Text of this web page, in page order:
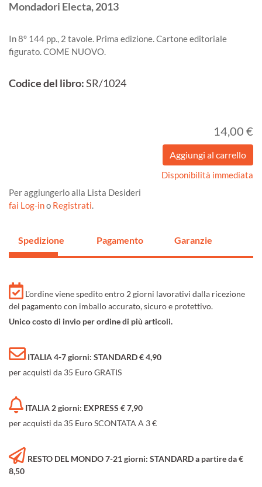
Mondadori Electa,2013
In 8° 144 pp., 2 tavole. Prima edizione. Cartone editoriale
figurato. COME NUOVO.
Codice del libro:SR/1024
14,00 €
Disponibilità immediata
Per aggiungerlo alla Lista Desideri
fai Log-ino Registrati.
Spedizione Pagamento Garanzie
L'ordine viene spedito entro 2 giorni lavorativi dalla ricezione
del pagamento con imballo accurato, sicuro e protettivo.
Unico costo di invio per ordine di più articoli.
ITALIA 4-7 giorni: STANDARD € 4,90
per acquisti da 35 Euro GRATIS
ITALIA 2 giorni: EXPRESS € 7,90
per acquisti da 35 Euro SCONTATA A 3 €
RESTO DEL MONDO 7-21 giorni: STANDARD a partire da €
8,50